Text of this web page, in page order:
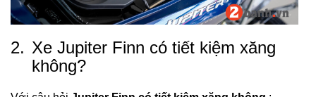
2. Xe Jupiter Finn có tiết kiệm xăng
không?